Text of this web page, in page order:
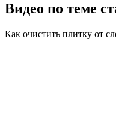
Видео по теме
Как очистить плитку от